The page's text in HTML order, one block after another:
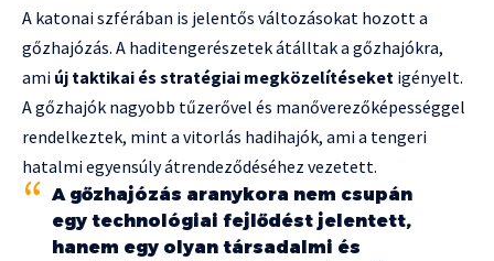
A katonai szférában is jelentős változásokat hozott a
gőzhajózás. A haditengerészetek átálltak a gőzhajókra,
ami új taktikai és stratégiai megközelítéseket igényelt.
A gőzhajók nagyobb tűzerővel és manőverezőképességgel
rendelkeztek, mint a vitorlás hadihajók, ami a tengeri
hatalmi egyensúly átrendeződéséhez vezetett.
A gőzhajózás aranykora nem csupán
egy technológiai fejlődést jelentett,
hanem egy olyan társadalmi és